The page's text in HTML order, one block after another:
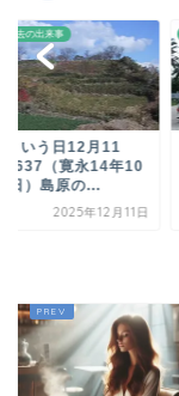
過去の出来事
という日12月11
（寛永14年10
日）島原の...
2025年12月11日